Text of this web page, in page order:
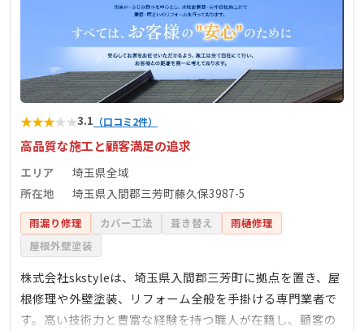
★★★★★3.1 （口コミ2件）
高品質な施工と顧客満足の追求
エリア
埼玉県全域
所在地
埼玉県入間郡三芳町藤久保3987-5
雨漏り修理 カバー工法 葺き替え
雨樋修理
屋根外壁塗装
株式会社skstyleは、埼玉県入間郡三芳町に拠点を置き、屋
根修理や外壁塗装、リフォーム全般を手掛ける専門業者で
す。高い技術力と豊富な経験を持つ職人が在籍し、顧客の